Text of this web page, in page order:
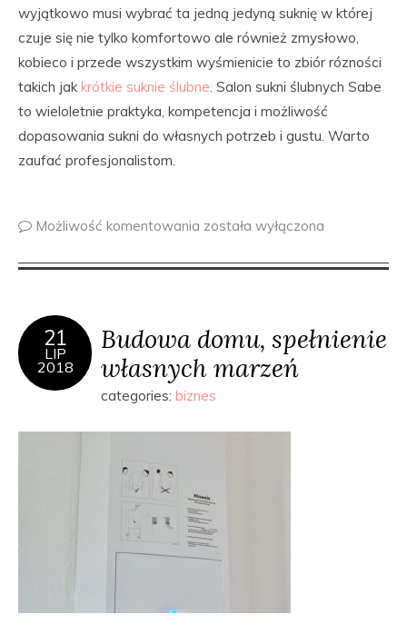
wyjątkowo musi wybrać ta jedną jedyną suknię w której
czuje się nie tylko komfortowo ale również zmysłowo,
kobieco i przede wszystkim wyśmienicie to zbiór rózności
takich jakkrótkie suknie ślubne. Salon sukni ślubnych Sabe
to wieloletnie praktyka, kompetencja i możliwość
dopasowania sukni do własnych potrzeb i gustu. Warto
zaufać profesjonalistom.
Możliwość komentowania została wyłączona
21
LIP
2018
Budowa domu, spełnienie
własnych marzeń
categories: biznes